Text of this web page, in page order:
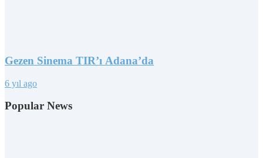
Gezen Sinema TIR’ı Adana’da
6 yıl ago
Popular News